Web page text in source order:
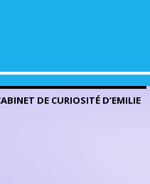
DE CURIOSITÉ D’EMILIE